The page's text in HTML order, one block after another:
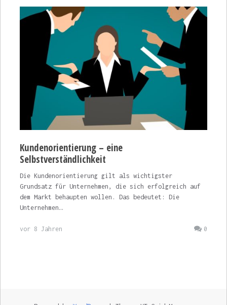
Kundenorientierung – eine
Selbstverständlichkeit
Die Kundenorientierung gilt als wichtigster
Grundsatz für Unternehmen, die sich erfolgreich auf
dem Markt behaupten wollen. Das bedeutet: Die
Unternehmen…
0
vor 8 Jahren